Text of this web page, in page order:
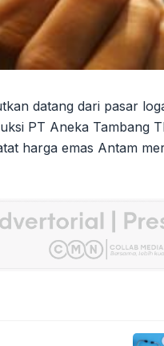
datang dari pasar
PT Aneka Tambang
harga emas Antam